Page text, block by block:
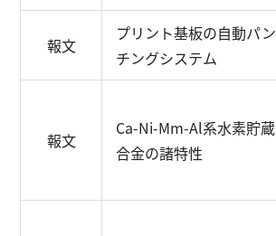
報文
プリント基板の自動パン
チングシステム
報文
Ca-Ni-Mm-Al系水素貯蔵
合金の諸特性